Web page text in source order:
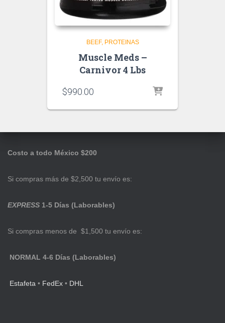
BEEF PROTEINAS
Muscle Meds –
Carnivor 4 Lbs
$990.00
Costo a todo México $200
Si compras más de $2,500 tu envío es:
EXPRESS 1-5 Días (Laborables)
Si compras menos de $1,500 tu envío es:
NORMAL 4-6 Días (Laborables)
Estafeta • FedEx • DHL